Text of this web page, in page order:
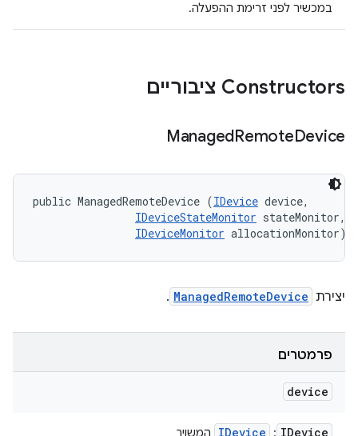
במכשיר לפני זרימת ההפעלה.
Constructors ציבוריים
ManagedRemoteDevice
public ManagedRemoteDevice (IDevice device,
IDeviceStateMonitor stateMonitor,
IDeviceMonitor allocationMonitor)
יצירת ManagedRemoteDevice
.
פרמטרים
device
IDevice
:
IDevice המשויך